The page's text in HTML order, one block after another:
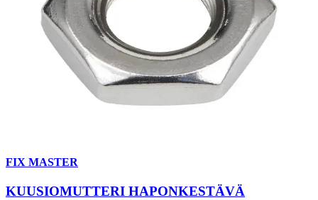
FIX MASTER
KUUSIOMUTTERI HAPONKESTÄVÄ